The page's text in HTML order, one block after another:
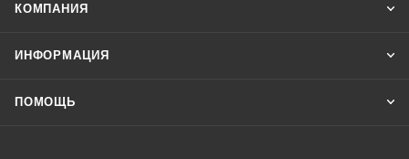
КОМПАНИЯ
ИНФОРМАЦИЯ
ПОМОЩЬ